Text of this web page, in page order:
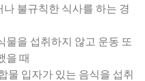
불규칙한 식사를 하는 경
물을 섭취하지 않고 운동 또
을 때
물 입자가 있는 음식을 섭취